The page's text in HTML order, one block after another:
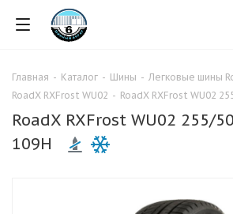
Главная - Каталог - Шины - Легковые шины
RoadX RXFrost WU02 - RoadX RXFrost WU02
RoadX RXFrost WU02 255/
109H